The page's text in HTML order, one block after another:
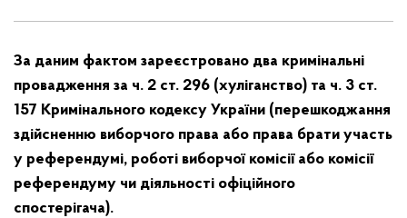
За даним фактом зареєстровано два кримінальні
провадження за ч. 2 ст. 296 (хуліганство) та ч. 3 ст.
157 Кримінального кодексу України (перешкоджання
здійсненню виборчого права або права брати участь
у референдумі, роботі виборчої комісії або комісії
референдуму чи діяльності офіційного
спостерігача).